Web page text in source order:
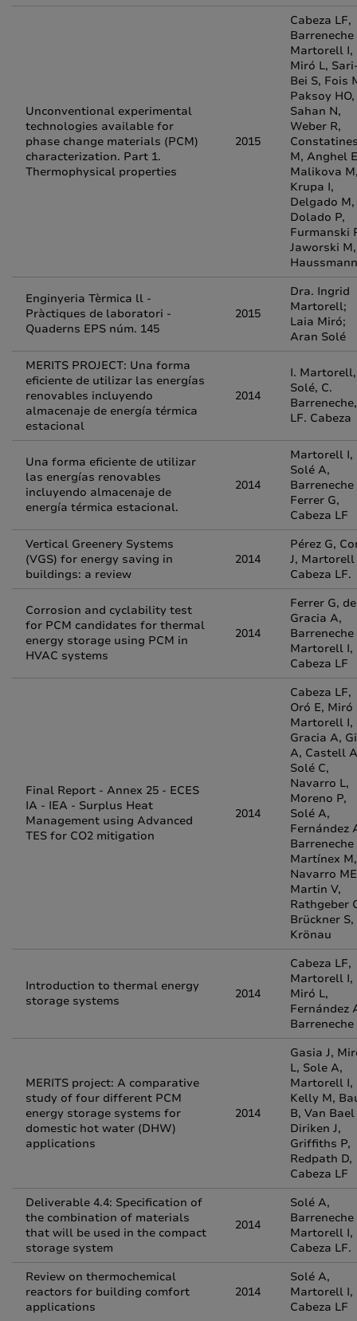
Unconventional experimental
technologies available for
phase change materials (PCM)
characterization. Part 1.
Thermophysical properties
2015
Cabeza LF,
Barreneche
Martorell I,
Miró L,
Bei S, Fois
Paksoy HO,
Sahan N,
Weber R,
M, Anghel
Malikova
Krupa I,
Delgado M,
Dolado P,
Furmanski
Jaworski M,
Haussmann
Enginyeria Tèrmica ll -
Pràctiques de laboratori -
Quaderns EPS núm. 145
2015
Dra. Ingrid
Martorell;
Laia Miró;
Aran Solé
MERITS PROJECT: Una forma
eficiente de utilizar las energías
renovables incluyendo
almacenaje de energía térmica
estacional
2014
I.
Solé, C.
Barreneche,
LF. Cabeza
Una forma eficiente de utilizar
las energías renovables
incluyendo almacenaje de
energía térmica estacional.
2014
Martorell I,
Solé A,
Barreneche
Ferrer G,
Cabeza LF
Vertical Greenery Systems
(VGS) for energy saving in
buildings: a review
2014
Pérez G,
J, Martorell
Cabeza LF.
Corrosion and cyclability test
for PCM candidates for thermal
energy storage using PCM in
HVAC systems
2014
Ferrer G, de
Gracia A,
Barreneche
Martorell I,
Cabeza LF
Final Report - Annex 25 - ECES
IA - IEA - Surplus Heat
Management using Advanced
TES for CO2 mitigation
2014
Cabeza LF,
Oró E, Miró
Martorell I,
Gracia A,
A, Castell
Solé C,
Navarro L,
Moreno P,
Solé A,
Fernández
Barreneche
Martínex M,
Navarro
Martin V,
Rathgeber
Brückner S,
Krönau
Introduction to thermal energy
storage systems
2014
Cabeza LF,
Martorell I,
Miró L,
Fernández
Barreneche
MERITS project: A comparative
study of four different PCM
energy storage systems for
domestic hot water (DHW)
applications
2014
Gasia J,
L, Sole A,
Martorell I,
Kelly M,
B, Van Bael
Diriken J,
Griffiths P,
Redpath D,
Cabeza LF
Deliverable 4.4: Specification of
the combination of materials
that will be used in the compact
storage system
2014
Solé A,
Barreneche
Martorell I,
Cabeza LF.
Review on thermochemical
reactors for building comfort
applications
2014
Solé A,
Martorell I,
Cabeza LF